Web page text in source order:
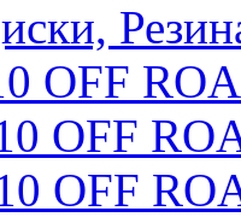
OFF
OFF
OFF